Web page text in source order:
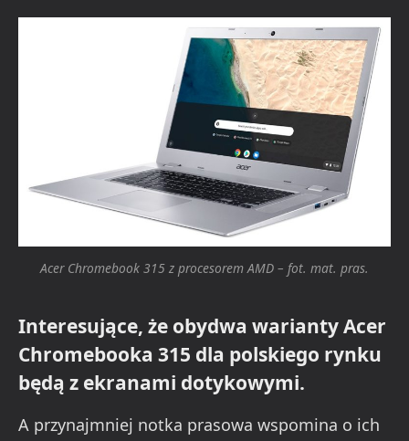
Acer Chromebook 315 z procesorem AMD – fot. mat. pras.
Interesujące, że obydwa warianty Acer
Chromebooka 315 dla polskiego rynku
będą z ekranami dotykowymi.
A przynajmniej notka prasowa wspomina o ich